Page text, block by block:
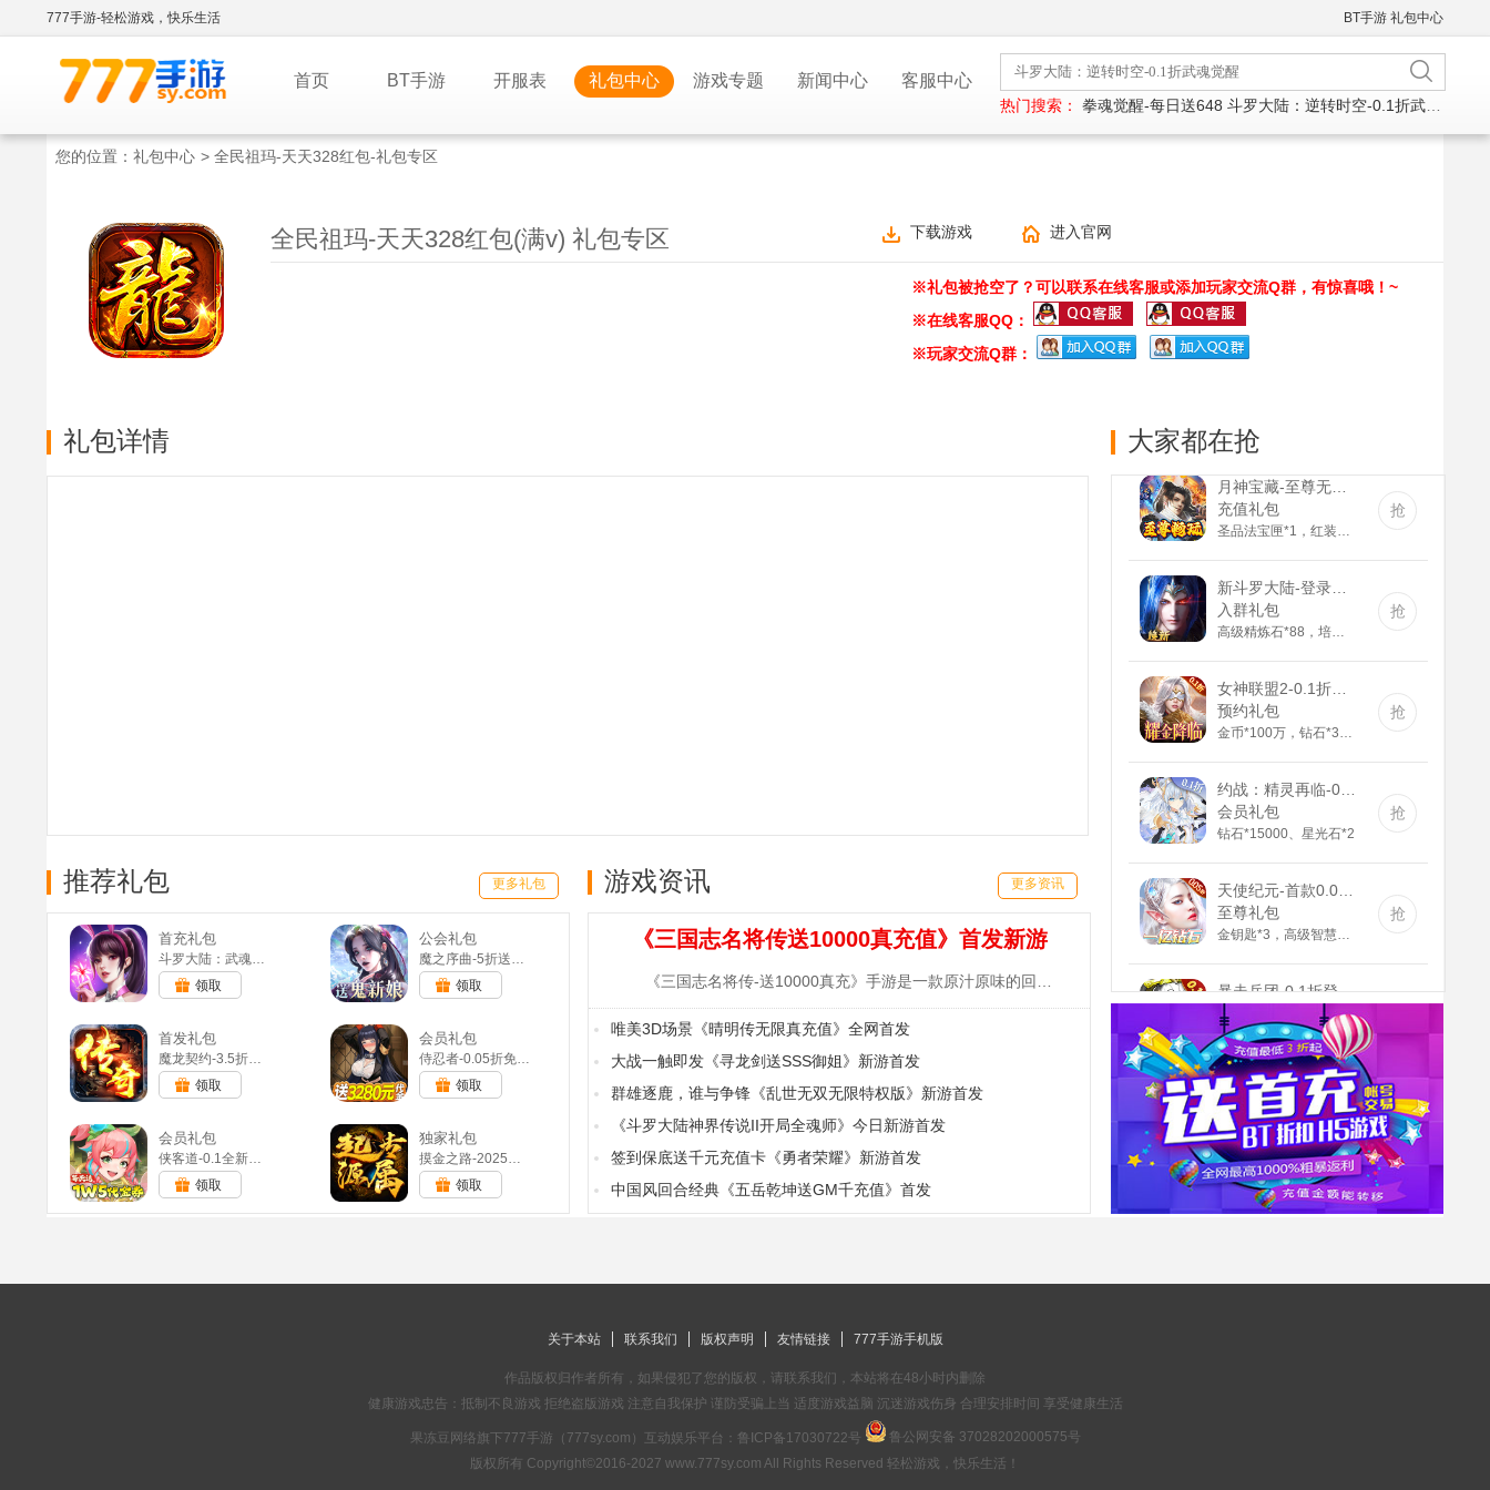
777手游-轻松游戏，快乐生活 BT手游 礼包中心
首页 BT手游 开服表 礼包中心 游戏专题 新闻中心 客服中心
热门搜索： 拳魂觉醒-每日送648 斗罗大陆：逆转时空-0.1折武魂觉醒
您的位置： 礼包中心 > 全民祖玛-天天328红包-礼包专区
全民祖玛-天天328红包(满v) 礼包专区 下载游戏 进入官网
※礼包被抢空了？可以联系在线客服或添加玩家交流Q群，有惊喜哦！~
※在线客服QQ：
※玩家交流Q群：
礼包详情
推荐礼包 更多礼包
首充礼包
斗罗大陆：武魂觉醒(满v)
领取
公会礼包
魔之序曲-5折送鬼新娘(满v)
领取
首发礼包
魔龙契约-3.5折福利传奇(满v)
领取
会员礼包
侍忍者-0.05折免费版(满v)
领取
会员礼包
侠客道-0.1全新混沌免费版(满v)
领取
独家礼包
摸金之路-2025新年起源专属(无VIP)
领取
游戏资讯 更多资讯
《三国志名将传送10000真充值》首发新游
唯美3D场景《晴明传无限真充值》全网首发
大战一触即发《寻龙剑送SSS御姐》新游首发
群雄逐鹿，谁与争锋《乱世无双无限特权版》新游首发
《斗罗大陆神界传说II开局全魂师》今日新游首发
签到保底送千元充值卡《勇者荣耀》新游首发
中国风回合经典《五岳乾坤送GM千充值》首发
大家都在抢
月神宝藏-至尊无限券(满v)
充值礼包
抢
入群礼包
抢
预约礼包
抢
会员礼包
钻石*15000、星光石*2
抢
至尊礼包
抢
冲刺礼包
1000钻石，10000金币，精灵长袍
抢
神兽连萌-永久0.1折(无VIP)
延期礼包
高级召唤券*10
抢
联盟崛起-0.1折扣版(满v)
会员礼包
抢
关于本站 联系我们 版权声明 友情链接 777手游手机版
作品版权归作者所有，如果侵犯了您的版权，请联系我们，本站将在48小时内删除
健康游戏忠告：抵制不良游戏 拒绝盗版游戏 注意自我保护 谨防受骗上当 适度游戏益脑 沉迷游戏伤身 合理安排时间 享受健康生活
果冻豆网络旗下777手游（777sy.com）互动娱乐平台： 鲁ICP备17030722号
鲁公网安备 37028202000575号
版权所有 Copyright©2016-2027 www.777sy.com All Rights Reserved 轻松游戏，快乐生活！